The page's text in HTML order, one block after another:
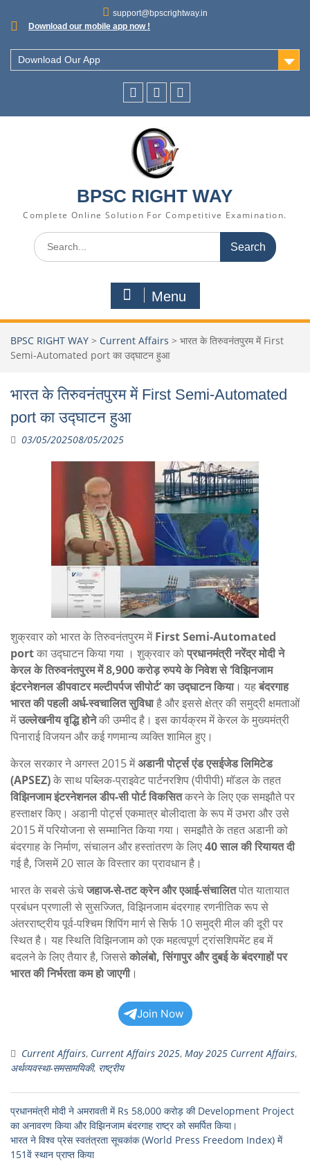
support@bpscrightway.in
Download our mobile app now !
Download Our App
BPSC RIGHT WAY
Complete Online Solution For Competitive Examination.
Menu
BPSC RIGHT WAY > Current Affairs > भारत के तिरुवनंतपुरम में First
Semi-Automated port का उद्घाटन हुआ
भारत के तिरुवनंतपुरम में First Semi-Automated
port का उद्घाटन हुआ
03/05/202508/05/2025
शुक्रवार को भारत के तिरुवनंतपुरम मेंFirst Semi-Automated
portका उद्घाटन किया गया । शुक्रवार कोप्रधानमंत्री नरेंद्र मोदी ने
केरल के तिरुवनंतपुरम में 8,900 करोड़ रुपये के निवेश से ‘विझिनजाम
इंटरनेशनल डीपवाटर मल्टीपर्पज सीपोर्ट’ का उद्घाटन किया। यहबंदरगाह
भारत की पहली अर्ध-स्वचालित सुविधाहै और इससे क्षेत्र की समुद्री क्षमताओं
मेंउल्लेखनीय वृद्धि होनेकी उम्मीद है। इस कार्यक्रम में केरल के मुख्यमंत्री
पिनाराई विजयन और कई गणमान्य व्यक्ति शामिल हुए।
केरल सरकार ने अगस्त 2015 मेंअडानी पोर्ट्स एंड एसईजेड लिमिटेड
(APSEZ)के साथ पब्लिक-प्राइवेट पार्टनरशिप (पीपीपी) मॉडल के तहत
विझिनजाम इंटरनेशनल डीप-सी पोर्टविकसितकरने के लिए एक समझौते पर
हस्ताक्षर किए। अडानी पोर्ट्स एकमात्र बोलीदाता के रूप में उभरा और उसे
2015 में परियोजना से सम्मानित किया गया। समझौते के तहत अडानी को
बंदरगाह के निर्माण, संचालन और हस्तांतरण के लिए40 साल की रियायत दी
गई है, जिसमें 20 साल के विस्तार का प्रावधान है।
भारत के सबसे ऊंचेजहाज-से-तट क्रेन और एआई-संचालितपोत यातायात
प्रबंधन प्रणाली से सुसज्जित, विझिनजाम बंदरगाह रणनीतिक रूप से
अंतरराष्ट्रीय पूर्व-पश्चिम शिपिंग मार्ग से सिर्फ 10 समुद्री मील की दूरी पर
स्थित है। यह स्थिति विझिनजाम को एक महत्वपूर्ण ट्रांसशिपमेंट हब में
बदलने के लिए तैयार है, जिससेकोलंबो, सिंगापुर और दुबई के बंदरगाहों पर
भारत की निर्भरता कम हो जाएगी।
Join Now
Current Affairs, Current Affairs 2025, May 2025 Current Affairs,
अर्थव्यवस्था-समसामयिकी, राष्ट्रीय
प्रधानमंत्री मोदी ने अमरावती में Rs 58,000 करोड़ की Development Project
का अनावरण किया और विझिनजाम बंदरगाह राष्ट्र को समर्पित किया।
भारत ने विश्व प्रेस स्वतंत्रता सूचकांक (World Press Freedom Index) में
151वें स्थान प्राप्त किया